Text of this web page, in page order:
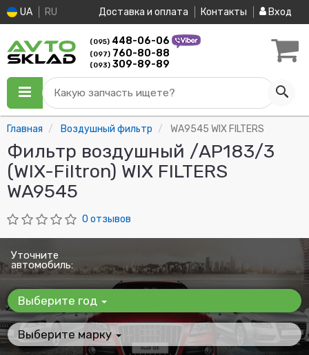
UA RU Доставка и оплата Контакты Вход
(095) 448-06-06
(097) 760-80-88
(093) 309-89-89
Какую запчасть ищете?
Главная Воздушный фильтр WA9545 WIX FILTERS
Фильтр воздушный /AP183/3
(WIX-Filtron) WIX FILTERS
WA9545
0 отзывов
Уточните
автомобиль:
Выберите год
Выберите марку